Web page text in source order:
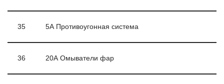
35 5А Противоугонная система
36 20А Омыватели фар